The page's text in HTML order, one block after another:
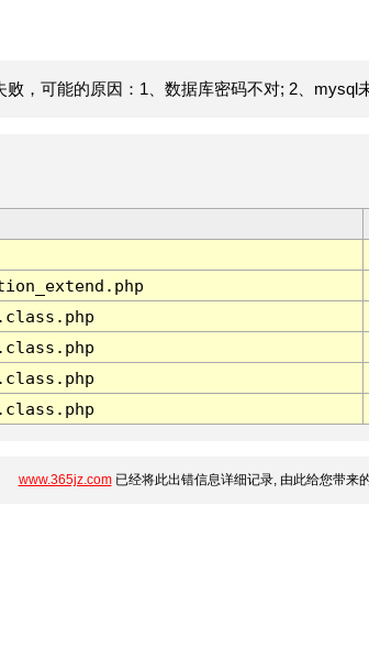
，可能的原因：1、数据库密码不对; 2、mysql
www.365jz.com已经将此出错信息详细记录, 由此给您带来